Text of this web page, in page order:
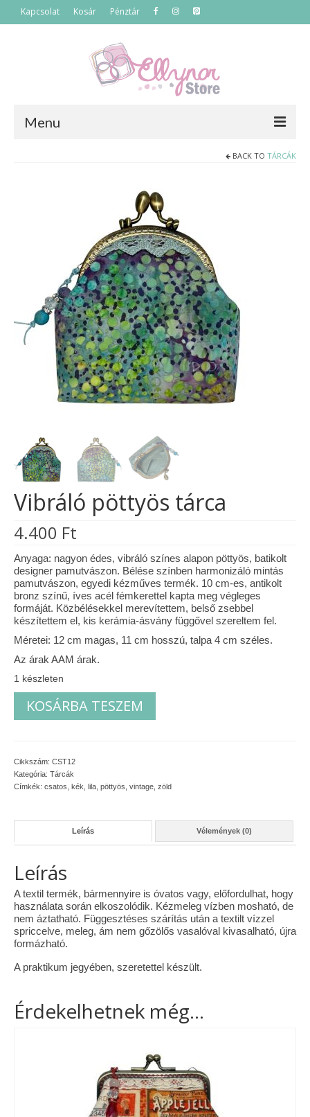
Kapcsolat Kosár Pénztár
Menu
Akciós termékek
Táskák
Neszeszerek
Tárcák
Szemüvegtokok
Zsebkendő tartók
Tolltartók
Mobiltelefon tartók
Tote bag
Piactér
Kosár
Galéria
Hasznos információk
Vásárok, ahol velem is találkozhattál…
A termékek tisztítása
Adatkezelési tájékoztató
Általános Szerződési Feltételek
BACK TO TÁRCÁK
Vibráló pöttyös tárca
4.400 Ft
Anyaga: nagyon édes, vibráló színes alapon pöttyös, batikolt
designer pamutvászon. Bélése színben harmonizáló mintás
pamutvászon, egyedi kézműves termék. 10 cm-es, antikolt
bronz színű, íves acél fémkerettel kapta meg végleges
formáját. Közbélésekkel merevítettem, belső zsebbel
készítettem el, kis kerámia-ásvány függővel szereltem fel.
Méretei: 12 cm magas, 11 cm hosszú, talpa 4 cm széles.
Az árak AAM árak.
1 készleten
pöttyös
tárca
KOSÁRBA TESZEM
Cikkszám: CST12
Kategória: Tárcák
Címkék: csatos kék lila pöttyös vintage zöld
Leírás Vélemények (0)
Leírás
A textil termék, bármennyire is óvatos vagy, előfordulhat, hogy
használata során elkoszolódik. Kézmeleg vízben mosható, de
nem áztatható. Függesztéses szárítás után a textilt vízzel
spriccelve, meleg, ám nem gőzölős vasalóval kivasalható, újra
formázható.
A praktikum jegyében, szeretettel készült.
Érdekelhetnek még…